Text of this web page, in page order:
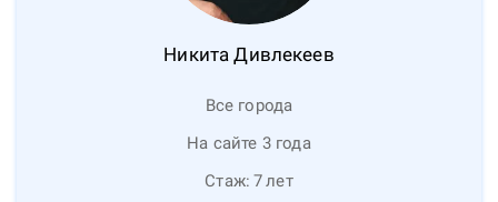
Никита Дивлекеев
Все города
На сайте 3 года
Стаж: 7лет